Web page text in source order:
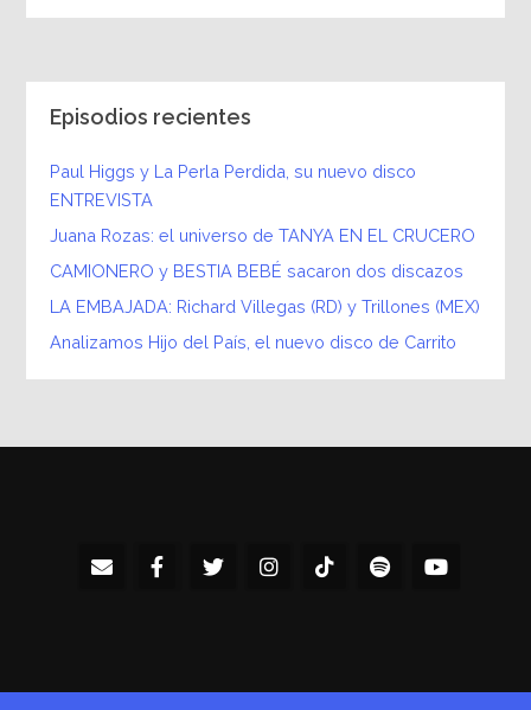
Episodios recientes
Paul Higgs y La Perla Perdida, su nuevo disco
ENTREVISTA
Juana Rozas: el universo de TANYA EN EL CRUCERO
CAMIONERO y BESTIA BEBÉ sacaron dos discazos
LA EMBAJADA: Richard Villegas (RD) y Trillones (MEX)
Analizamos Hijo del País, el nuevo disco de Carrito